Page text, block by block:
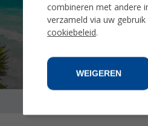
Dominicaanse Rep.
combineren met andere
verzameld via uw
cookiebeleid.
WEIGEREN